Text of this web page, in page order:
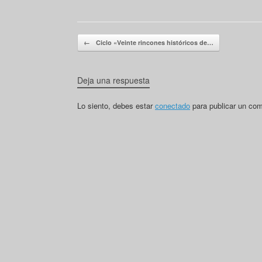
Navegador de artículos
← Ciclo «Veinte rincones históricos de…
Deja una respuesta
Lo siento, debes estarconectado para publicar un